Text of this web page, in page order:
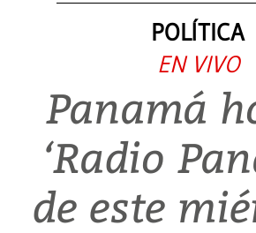
POLÍTICA
EN VIVO
Panamá
‘Radio
de este